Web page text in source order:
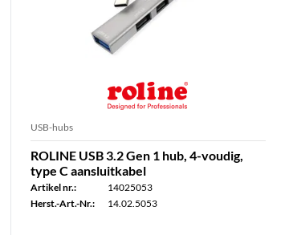
USB-hubs
ROLINE USB 3.2 Gen 1 hub, 4-voudig,
type C aansluitkabel
Artikel nr.:
14025053
Herst.-Art.-Nr.:
14.02.5053